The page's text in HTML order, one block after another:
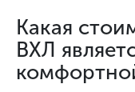
Какая
ВХЛ